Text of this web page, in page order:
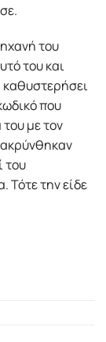
του
του και
που
με τον
του
Τότε την είδε